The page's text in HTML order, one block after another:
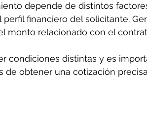
depende de distintos
financiero del solicitante.
monto relacionado con el
condiciones distintas y es
obtener una cotización